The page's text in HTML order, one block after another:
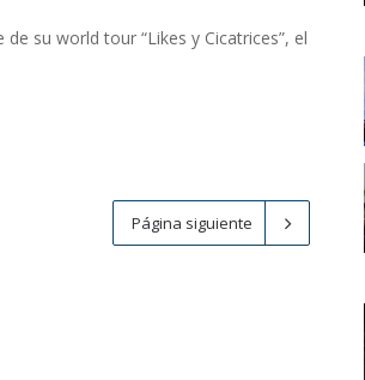
su world tour “Likes y Cicatrices”, el
Página siguiente